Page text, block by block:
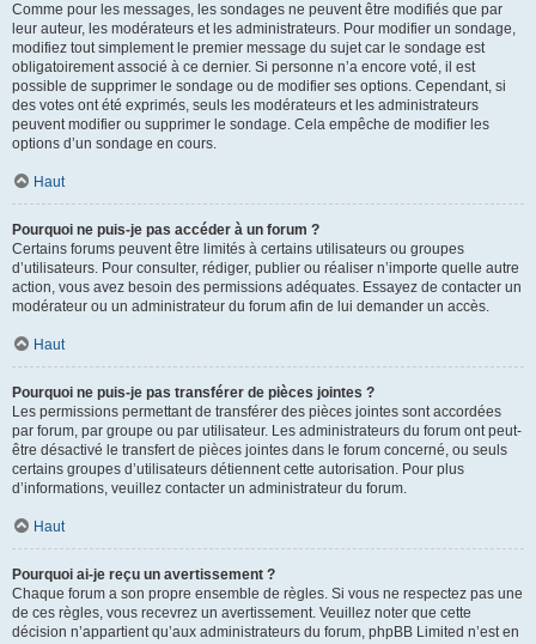
Comme pour les messages, les sondages ne peuvent être modifiés que par
leur auteur, les modérateurs et les administrateurs. Pour modifier un sondage,
modifiez tout simplement le premier message du sujet car le sondage est
obligatoirement associé à ce dernier. Si personne n’a encore voté, il est
possible de supprimer le sondage ou de modifier ses options. Cependant, si
des votes ont été exprimés, seuls les modérateurs et les administrateurs
peuvent modifier ou supprimer le sondage. Cela empêche de modifier les
options d’un sondage en cours.
Haut
Pourquoi ne puis-je pas accéder à un forum ?
Certains forums peuvent être limités à certains utilisateurs ou groupes
d’utilisateurs. Pour consulter, rédiger, publier ou réaliser n’importe quelle autre
action, vous avez besoin des permissions adéquates. Essayez de contacter un
modérateur ou un administrateur du forum afin de lui demander un accès.
Haut
Pourquoi ne puis-je pas transférer de pièces jointes ?
Les permissions permettant de transférer des pièces jointes sont accordées
par forum, par groupe ou par utilisateur. Les administrateurs du forum ont peut-
être désactivé le transfert de pièces jointes dans le forum concerné, ou seuls
certains groupes d’utilisateurs détiennent cette autorisation. Pour plus
d’informations, veuillez contacter un administrateur du forum.
Haut
Pourquoi ai-je reçu un avertissement ?
Chaque forum a son propre ensemble de règles. Si vous ne respectez pas une
de ces règles, vous recevrez un avertissement. Veuillez noter que cette
décision n’appartient qu’aux administrateurs du forum, phpBB Limited n’est en